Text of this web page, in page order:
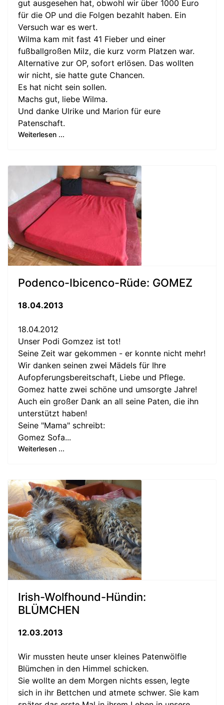
gut ausgesehen hat, obwohl wir über 1000 Euro
für die OP und die Folgen bezahlt haben. Ein
Versuch war es wert.
Wilma kam mit fast 41 Fieber und einer
fußballgroßen Milz, die kurz vorm Platzen war.
Alternative zur OP, sofort erlösen. Das wollten
wir nicht, sie hatte gute Chancen.
Es hat nicht sein sollen.
Machs gut, liebe Wilma.
Und danke Ulrike und Marion für eure
Patenschaft.
Weiterlesen ...
Podenco-Ibicenco-Rüde: GOMEZ
18.04.2013
18.04.2012
Unser Podi Gomzez ist tot!
Seine Zeit war gekommen - er konnte nicht mehr!
Wir danken seinen zwei Mädels für Ihre
Aufopferungsbereitschaft, Liebe und Pflege.
Gomez hatte zwei schöne und umsorgte Jahre!
Auch ein großer Dank an all seine Paten, die ihn
unterstützt haben!
Seine "Mama" schreibt:
Gomez Sofa...
Weiterlesen ...
Irish-Wolfhound-Hündin:
BLÜMCHEN
12.03.2013
Wir mussten heute unser kleines Patenwölfle
Blümchen in den Himmel schicken.
Sie wollte an dem Morgen nichts essen, legte
sich in ihr Bettchen und atmete schwer. Sie kam